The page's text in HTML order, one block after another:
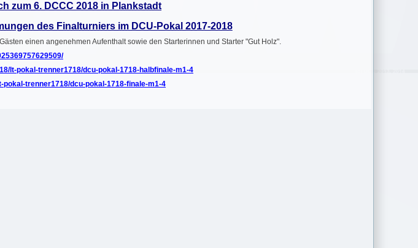
zum 6. DCCC 2018 in Plankstadt
des Finalturniers im DCU-Pokal 2017-2018
einen angenehmen Aufenthalt sowie den Starterinnen und Starter "Gut Holz".
lt-pokal-trenner1718/dcu-pokal-1718-halbfinale-m1-4
trenner1718/dcu-pokal-1718-finale-m1-4